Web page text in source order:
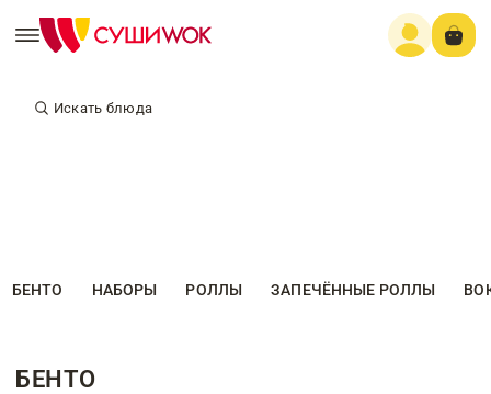
Искать блюда
БЕНТО НАБОРЫ РОЛЛЫ ЗАПЕЧЁННЫЕ РОЛЛЫ
БЕНТО